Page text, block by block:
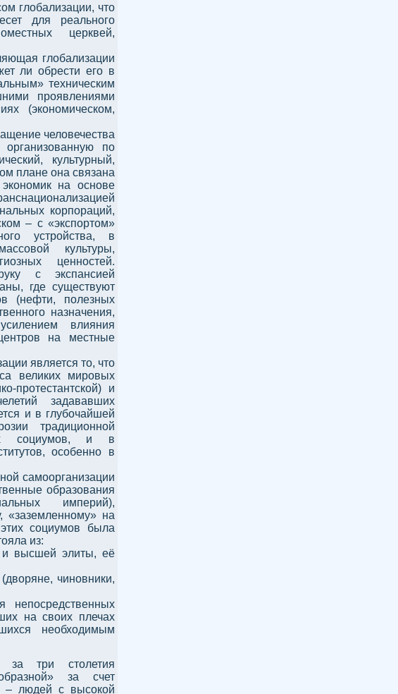
глобализации, что
для реального
церквей,
глобализации
ли обрести его в
техническим
проявлениями
(экономическом,
человечества
организованную по
культурный,
плане она связана
на основе
корпораций,
– с «экспортом»
устройства, в
культуры,
ценностей.
с экспансией
где существуют
(нефти, полезных
назначения,
влияния
на местные
является то, что
великих мировых
протестантской) и
задававших
и в глубочайшей
традиционной
их социумов, и в
особенно в
самоорганизации
образования
империй),
«заземленному» на
социумов была
из:
и высшей элиты, её
чиновники,
непосредственных
на своих плечах
необходимым
за три столетия
за счет
– людей с высокой